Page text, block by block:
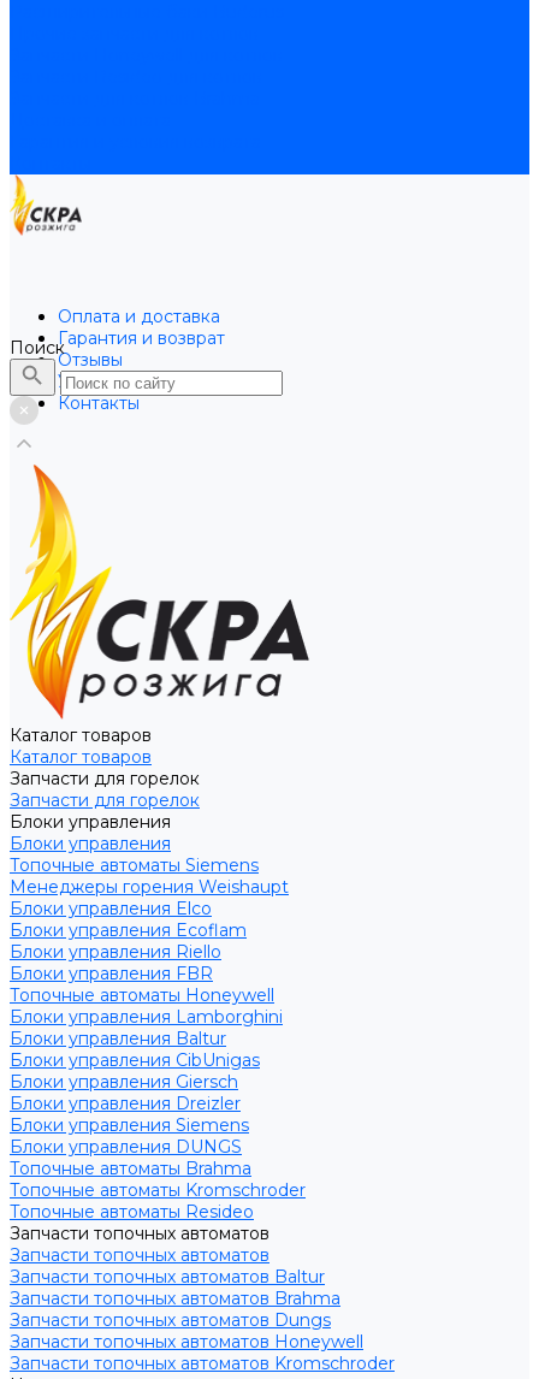
Оплата и доставка
Гарантия и возврат
Отзывы
Услуги
Контакты
Поиск
Каталог товаров
Каталог товаров
Запчасти для горелок
Запчасти для горелок
Блоки управления
Блоки управления
Топочные автоматы Siemens
Менеджеры горения Weishaupt
Блоки управления Elco
Блоки управления Ecoflam
Блоки управления Riello
Блоки управления FBR
Топочные автоматы Honeywell
Блоки управления Lamborghini
Блоки управления Baltur
Блоки управления CibUnigas
Блоки управления Giersch
Блоки управления Dreizler
Блоки управления Siemens
Блоки управления DUNGS
Топочные автоматы Brahma
Топочные автоматы Kromschroder
Топочные автоматы Resideo
Запчасти топочных автоматов
Запчасти топочных автоматов
Запчасти топочных автоматов Baltur
Запчасти топочных автоматов Brahma
Запчасти топочных автоматов Dungs
Запчасти топочных автоматов Honeywell
Запчасти топочных автоматов Kromschroder